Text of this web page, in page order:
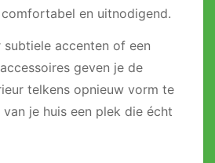
en uitnodigend.
accenten of een
geven je de
telkens opnieuw vorm te
je huis een plek die écht